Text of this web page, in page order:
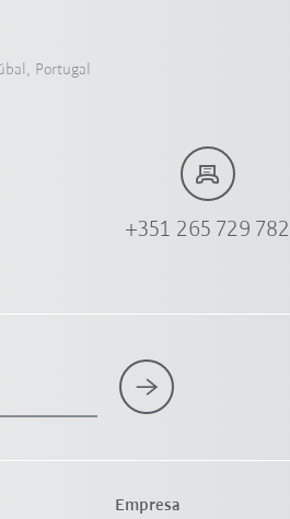
Portugal
+351 265 729 782
Empresa